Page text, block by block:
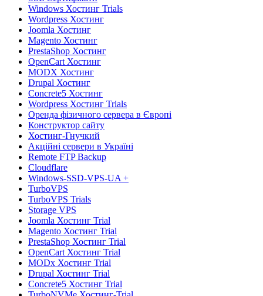
Windows Хостинг Trials
Wordpress Хостинг
Joomla Хостинг
Magento Хостинг
PrestaShop Хостинг
OpenCart Хостинг
MODX Хостинг
Drupal Хостинг
Concrete5 Хостинг
Wordpress Хостинг Trials
Оренда фізичного сервера в Європі
Конструктор сайту
Хостинг-Гнучкий
Акційні сервери в Україні
Remote FTP Backup
Cloudflare
Windows-SSD-VPS-UA +
TurboVPS
TurboVPS Trials
Storage VPS
Joomla Хостинг Trial
Magento Хостинг Trial
PrestaShop Хостинг Trial
OpenCart Хостинг Trial
MODx Хостинг Trial
Drupal Хостинг Trial
Concrete5 Хостинг Trial